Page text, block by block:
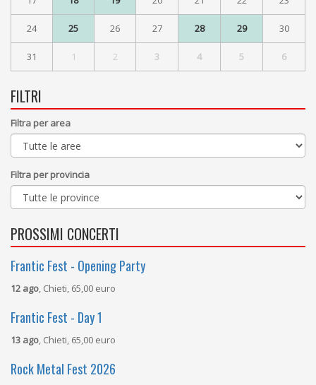
24 25 26 27 28 29 30
31 1 2 3 4 5 6
FILTRI
Filtra per area
Filtra per provincia
PROSSIMI CONCERTI
Frantic Fest - Opening Party
12 ago, Chieti, 65,00 euro
Frantic Fest - Day 1
13 ago, Chieti, 65,00 euro
Rock Metal Fest 2026